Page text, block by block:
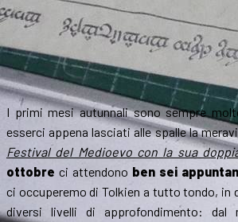
I primi mesi autunnali sono sempre
esserci appena lasciati alle spalle la
Festival del Medioevo con la sua
ottobre ci attendono ben sei
ci occuperemo di Tolkien a tutto tondo, in
diversi livelli di approfondimento: dal